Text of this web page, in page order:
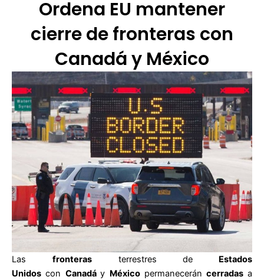
Ordena EU mantener
cierre de fronteras con
Canadá y México
Las fronterasterrestres de Estados
Unidos con Canadáy Méxicopermanecerán cerradasa